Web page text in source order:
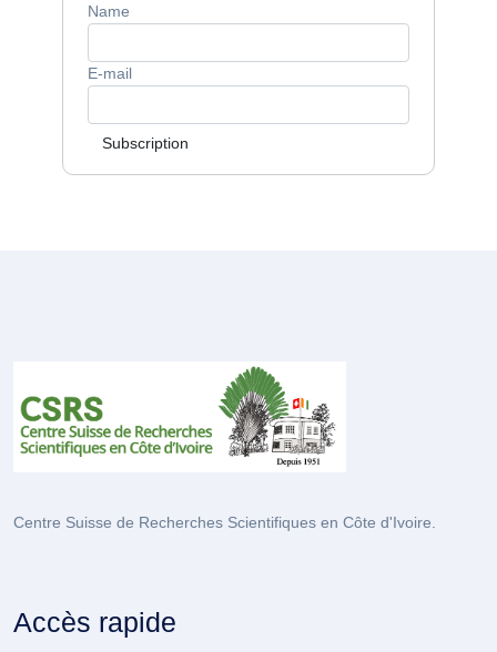
Name
E-mail
Subscription
Centre Suisse de Recherches Scientifiques en Côte d'Ivoire.
Accès rapide